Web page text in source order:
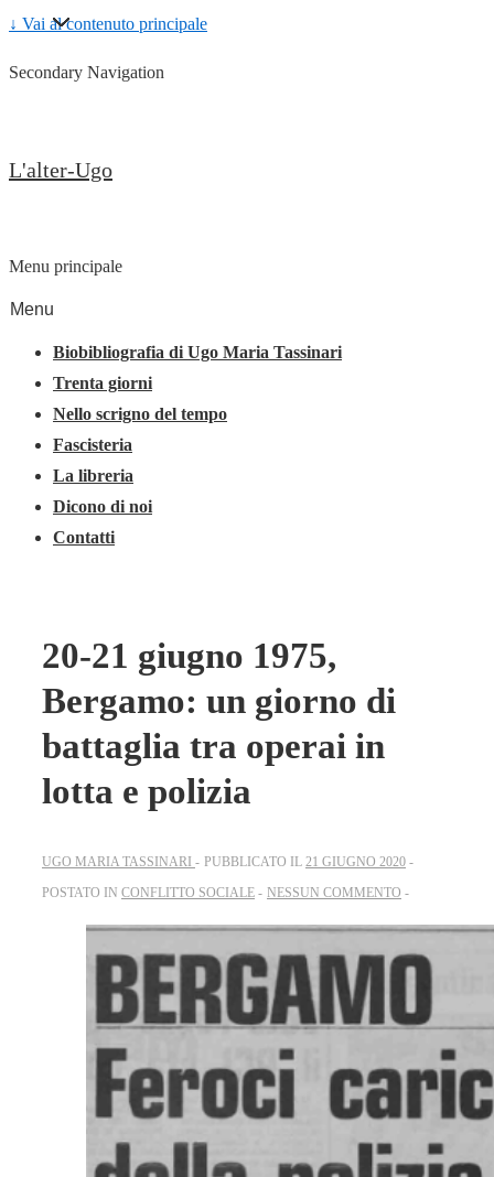
↓ Vai al contenuto principale
Secondary Navigation
L'alter-Ugo
Menu principale
Menu
Biobibliografia di Ugo Maria Tassinari
Trenta giorni
Nello scrigno del tempo
Fascisteria
La libreria
Dicono di noi
Contatti
20-21 giugno 1975,
Bergamo: un giorno di
battaglia tra operai in
lotta e polizia
UGO MARIA TASSINARI PUBBLICATO IL 21 GIUGNO 2020
POSTATO IN CONFLITTO SOCIALE NESSUN COMMENTO